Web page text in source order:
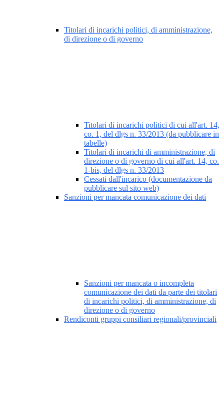
Titolari di incarichi politici, di amministrazione,
di direzione o di governo
Titolari di incarichi politici di cui all'art. 14,
co. 1, del dlgs n. 33/2013 (da pubblicare in
tabelle)
Titolari di incarichi di amministrazione, di
direzione o di governo di cui all'art. 14, co.
1-bis, del dlgs n. 33/2013
Cessati dall'incarico (documentazione da
pubblicare sul sito web)
Sanzioni per mancata comunicazione dei dati
Sanzioni per mancata o incompleta
comunicazione dei dati da parte dei titolari
di incarichi politici, di amministrazione, di
direzione o di governo
Rendiconti gruppi consiliari regionali/provinciali